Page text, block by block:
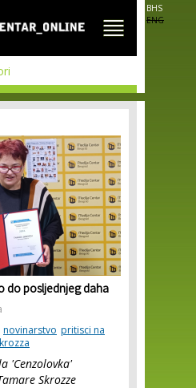
BHS
ENG
do posljednjeg daha
novinarstvo pritisci na
'Cenzolovka'
Skrozze